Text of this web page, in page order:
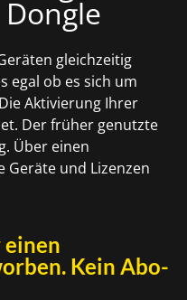
gleichzeitig
egal ob es sich um
Aktivierung Ihrer
Der früher genutzte
Über einen
Geräte und Lizenzen
einen
Kein Abo-